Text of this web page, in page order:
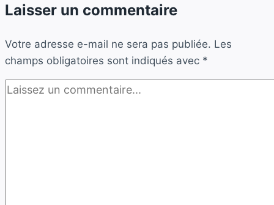
Laisser un commentaire
Votre adresse e-mail ne sera pas publiée. Les
champs obligatoires sont indiqués avec *